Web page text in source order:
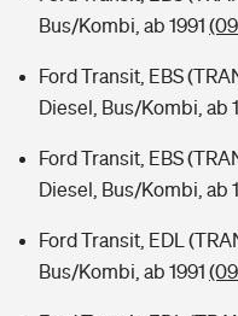
Bus/Kombi, ab 1991
Ford Transit, EBS
Diesel, Bus/Kombi, ab
Ford Transit, EBS
Diesel, Bus/Kombi, ab
Ford Transit, EDL
Bus/Kombi, ab 1991